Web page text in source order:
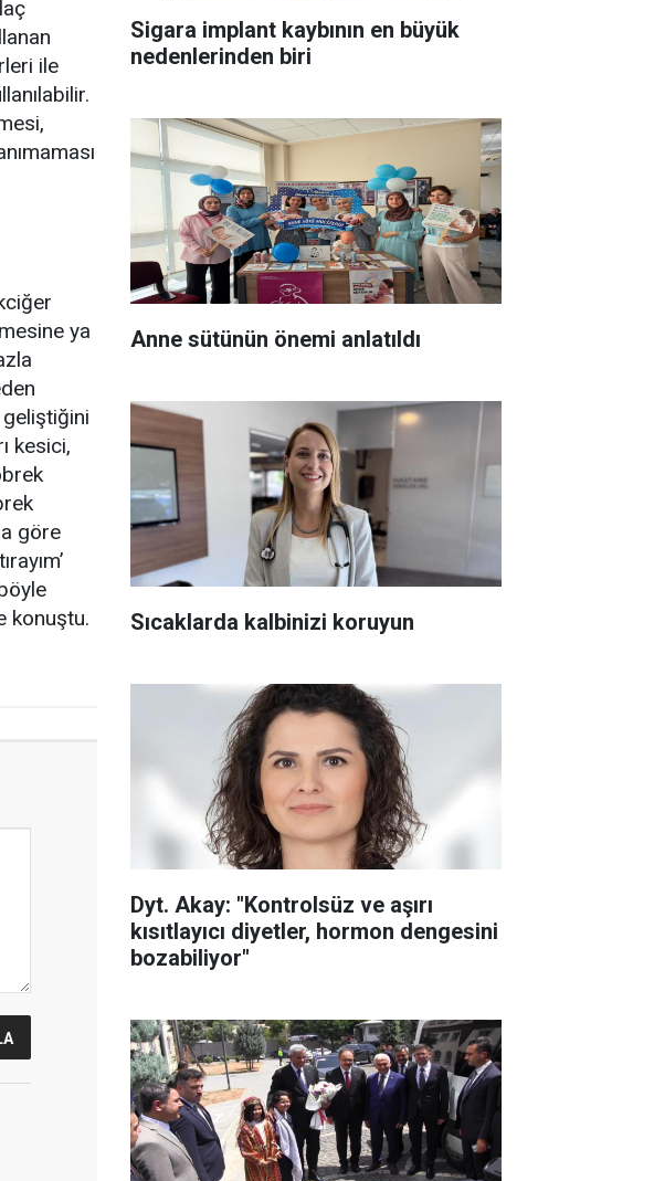
ile
ya
geliştiğini
kesici,
göre
konuştu.
Sigara implant kaybının en büyük
nedenlerinden biri
Anne sütünün önemi anlatıldı
Sıcaklarda kalbinizi koruyun
Dyt. Akay: "Kontrolsüz ve aşırı
kısıtlayıcı diyetler, hormon dengesini
bozabiliyor"